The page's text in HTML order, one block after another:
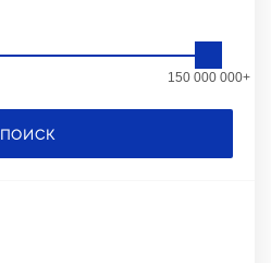
150 000 000+
ПОИСК